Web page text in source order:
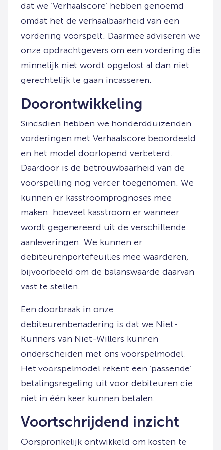
dat we ‘Verhaalscore’ hebben genoemd
omdat het de verhaalbaarheid van een
vordering voorspelt. Daarmee adviseren we
onze opdrachtgevers om een vordering die
minnelijk niet wordt opgelost al dan niet
gerechtelijk te gaan incasseren.
Doorontwikkeling
Sindsdien hebben we honderdduizenden
vorderingen met Verhaalscore beoordeeld
en het model doorlopend verbeterd.
Daardoor is de betrouwbaarheid van de
voorspelling nog verder toegenomen. We
kunnen er kasstroomprognoses mee
maken: hoeveel kasstroom er wanneer
wordt gegenereerd uit de verschillende
aanleveringen. We kunnen er
debiteurenportefeuilles mee waarderen,
bijvoorbeeld om de balanswaarde daarvan
vast te stellen.
Een doorbraak in onze
debiteurenbenadering is dat we Niet-
Kunners van Niet-Willers kunnen
onderscheiden met ons voorspelmodel.
Het voorspelmodel rekent een ‘passende’
betalingsregeling uit voor debiteuren die
niet in één keer kunnen betalen.
Voortschrijdend inzicht
Oorspronkelijk ontwikkeld om kosten te